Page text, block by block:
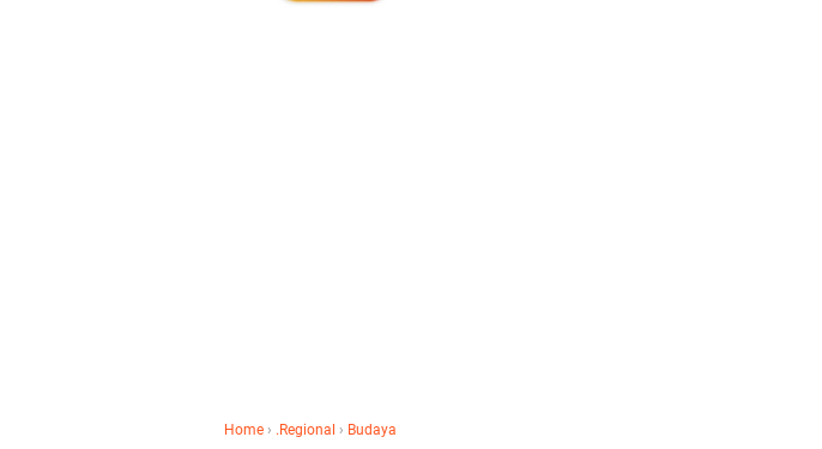
Home › .Regional › Budaya